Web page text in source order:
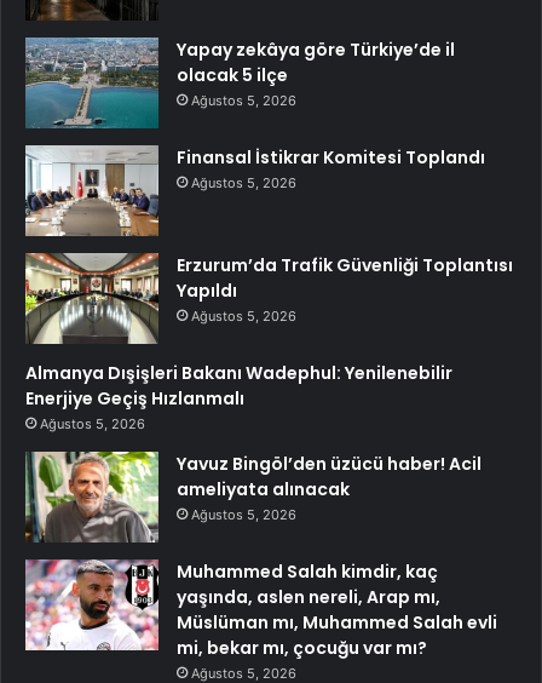
Yapay zekâya göre Türkiye’de il
olacak 5 ilçe
Ağustos 5, 2026
Finansal İstikrar Komitesi Toplandı
Ağustos 5, 2026
Erzurum’da Trafik Güvenliği Toplantısı
Yapıldı
Ağustos 5, 2026
Almanya Dışişleri Bakanı Wadephul: Yenilenebilir
Enerjiye Geçiş Hızlanmalı
Ağustos 5, 2026
Yavuz Bingöl’den üzücü haber! Acil
ameliyata alınacak
Ağustos 5, 2026
Muhammed Salah kimdir, kaç
yaşında, aslen nereli, Arap mı,
Müslüman mı, Muhammed Salah evli
mi, bekar mı, çocuğu var mı?
Ağustos 5, 2026